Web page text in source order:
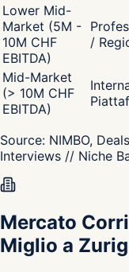
Lower Mid-
Market (5M -
10M CHF
EBITDA)
/
Mid-Market
(> 10M CHF
EBITDA)
Source: NIMBO,
Interviews // Niche
Mercato
Miglio a